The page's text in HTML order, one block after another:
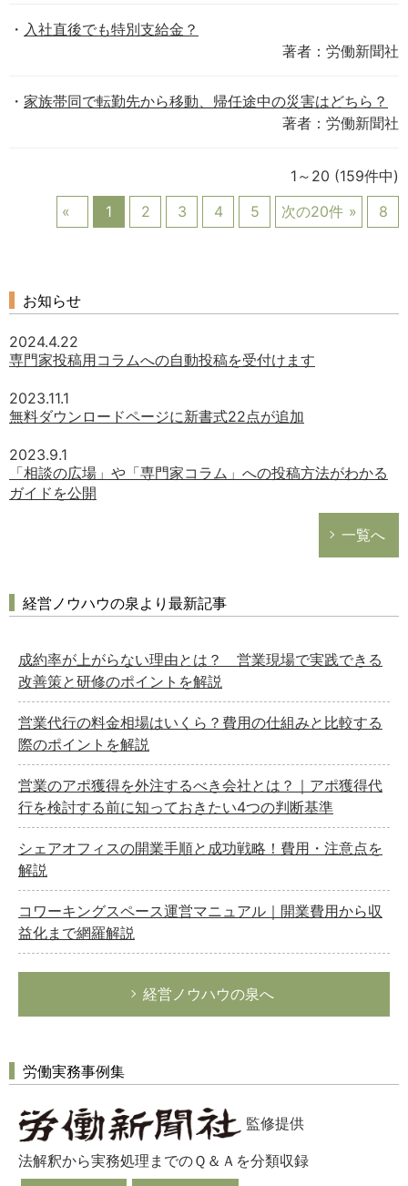
入社直後でも特別支給金？
著者：労働新聞社
家族帯同で転勤先から移動、帰任途中の災害はどちら？
著者：労働新聞社
1～20 (159件中)
1
2 3 4 5 次の20件 8
お知らせ
2024.4.22
専門家投稿用コラムへの自動投稿を受付けます
2023.11.1
無料ダウンロードページに新書式22点が追加
2023.9.1
「相談の広場」や「専門家コラム」への投稿方法がわかる
ガイドを公開
一覧へ
経営ノウハウの泉より最新記事
成約率が上がらない理由とは？ 営業現場で実践できる
改善策と研修のポイントを解説
営業代行の料金相場はいくら？費用の仕組みと比較する
際のポイントを解説
営業のアポ獲得を外注するべき会社とは？｜アポ獲得代
行を検討する前に知っておきたい4つの判断基準
シェアオフィスの開業手順と成功戦略！費用・注意点を
解説
コワーキングスペース運営マニュアル｜開業費用から収
益化まで網羅解説
経営ノウハウの泉へ
労働実務事例集
監修提供
法解釈から実務処理までのＱ＆Ａを分類収録